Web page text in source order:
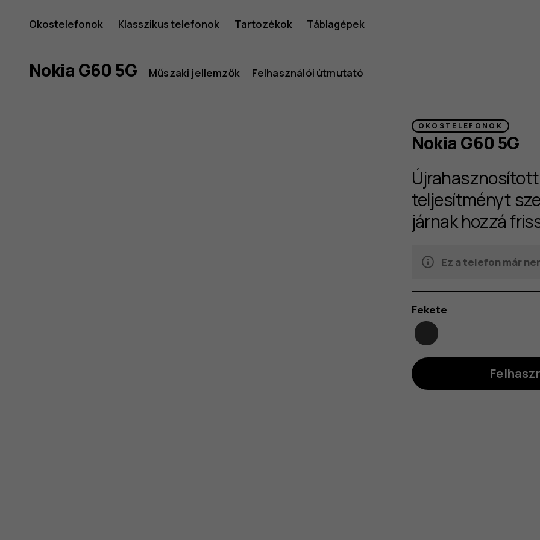
Nokia
G60
Okostelefonok Klasszikus telefonok Tartozékok Táblagépek
Nokia G60 5G Műszaki jellemzők Felhasználói útmutató
OKOSTELEFONOK
Nokia G60 5G
teljesítményt
járnak hozzá
Ez a telefon már
Szín
Fekete